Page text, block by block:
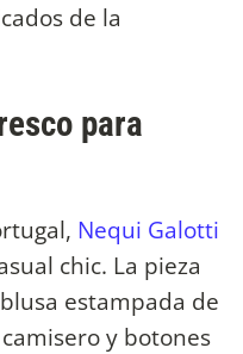
de la
para
Nequi Galotti
chic. La pieza
estampada de
y botones